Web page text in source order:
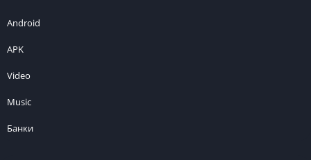
Android
APK
Video
Music
Банки